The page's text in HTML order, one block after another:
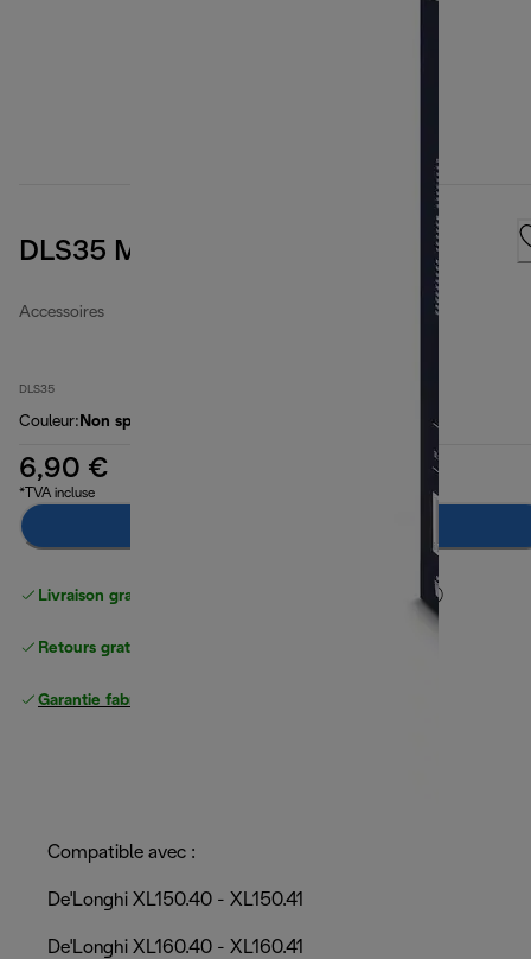
DLS35 Microfibre filter bags
Accessoires
DLS35
Couleur: Non spécifié
6,90 €
*TVA incluse
Livraison gratuite standard standard à partir de 49 €
Retours gratuits
Garantie fabricant complète
Compatible avec :
De'Longhi XL150.40 - XL150.41
De'Longhi XL160.40 - XL160.41